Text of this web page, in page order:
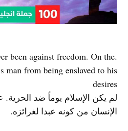
been against freedom. On the
man from being enslaved to his
desires
لم يكن الإسلام يوماً ضد
الإنسان من كونه عبدا لغرائزه.